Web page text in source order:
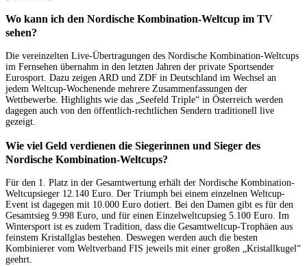
Wo kann ich den Nordische Kombination-Weltcup im TV
sehen?
Die vereinzelten Live-Übertragungen des Nordische Kombination-Weltcups
im Fernsehen übernahm in den letzten Jahren der private Sportsender
Eurosport. Dazu zeigen ARD und ZDF in Deutschland im Wechsel an
jedem Weltcup-Wochenende mehrere Zusammenfassungen der
Wettbewerbe. Highlights wie das „Seefeld Triple“ in Österreich werden
dagegen auch von den öffentlich-rechtlichen Sendern traditionell live
gezeigt.
Wie viel Geld verdienen die Siegerinnen und Sieger des
Nordische Kombination-Weltcups?
Für den 1. Platz in der Gesamtwertung erhält der Nordische Kombination-
Weltcupsieger 12.140 Euro. Der Triumph bei einem einzelnen Weltcup-
Event ist dagegen mit 10.000 Euro dotiert. Bei den Damen gibt es für den
Gesamtsieg 9.998 Euro, und für einen Einzelweltcupsieg 5.100 Euro. Im
Wintersport ist es zudem Tradition, dass die Gesamtweltcup-Trophäen aus
feinstem Kristallglas bestehen. Deswegen werden auch die besten
Kombinierer vom Weltverband FIS jeweils mit einer großen „Kristallkugel“
geehrt.